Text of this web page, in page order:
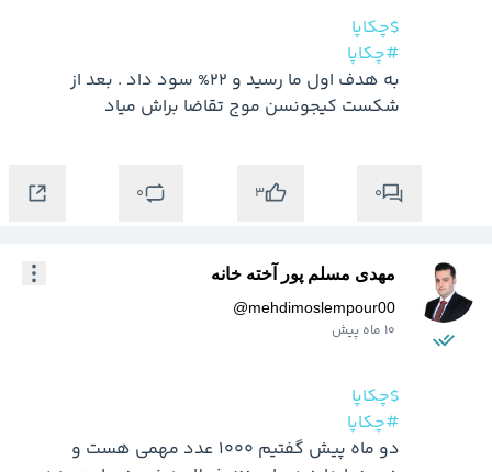
$چکاپا
#چکاپا
شکست کیجونسن موج تقاضا براش میاد
0
3
0
مهدی مسلم پور آخته خانه
@mehdimoslempour00
10 ماه پیش
$چکاپا
#چکاپا